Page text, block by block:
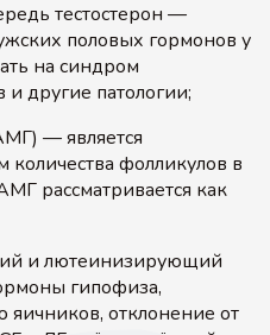
тестостерон —
половых гормонов у
на синдром
другие патологии;
— является
фолликулов в
рассматривается как
и лютеинизирующий
гипофиза,
отклонение от